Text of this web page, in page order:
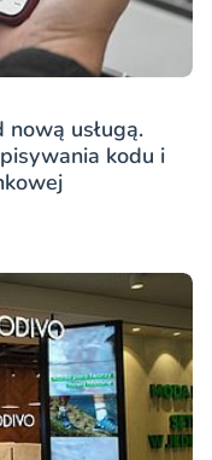
usługą.
kodu i